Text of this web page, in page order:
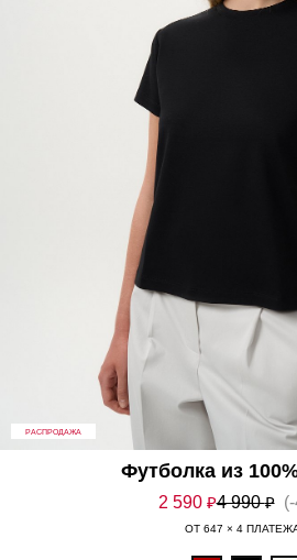
РАСПРОДАЖА
Футболка из
2 590 ₽4 990₽
ОТ 647 × 4